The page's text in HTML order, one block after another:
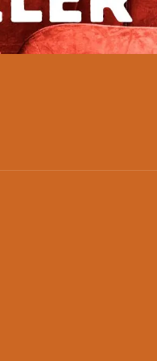
tohto textu budem
jeden zo spôsobov
ktorý sa vymedzuje
netvorí preto,
Spoločné